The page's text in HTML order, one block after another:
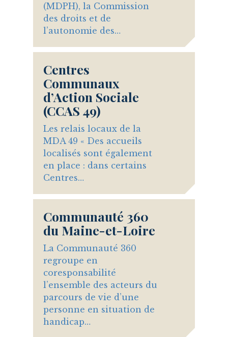
(MDPH), la Commission
des droits et de
l’autonomie des…
Centres
Communaux
d’Action Sociale
(CCAS 49)
Les relais locaux de la
MDA 49 « Des accueils
localisés sont également
en place : dans certains
Centres…
Communauté 360
du Maine-et-Loire
La Communauté 360
regroupe en
coresponsabilité
l’ensemble des acteurs du
parcours de vie d’une
personne en situation de
handicap…